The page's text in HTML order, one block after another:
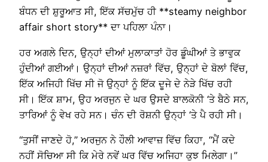
ਬੰਧਨ ਦੀ ਸ਼ੁਰੂਆਤ ਸੀ, ਇੱਕ ਸੱਚਮੁੱਚ ਹੀ **steamy neighbor
affair short story** ਦਾ ਪਹਿਲਾ ਪੰਨਾ।
ਹਰ ਅਗਲੇ ਦਿਨ, ਉਨ੍ਹਾਂ ਦੀਆਂ ਮੁਲਾਕਾਤਾਂ ਹੋਰ ਡੂੰਘੀਆਂ ਤੇ ਭਾਵੁਕ
ਹੁੰਦੀਆਂ ਗਈਆਂ। ਉਨ੍ਹਾਂ ਦੀਆਂ ਨਜ਼ਰਾਂ ਵਿੱਚ, ਉਨ੍ਹਾਂ ਦੇ ਬੋਲਾਂ ਵਿੱਚ,
ਇੱਕ ਅਜਿਹੀ ਖਿੱਚ ਸੀ ਜੋ ਉਨ੍ਹਾਂ ਨੂੰ ਇੱਕ ਦੂਜੇ ਦੇ ਨੇੜੇ ਖਿੱਚ ਰਹੀ
ਸੀ। ਇੱਕ ਸ਼ਾਮ, ਉਹ ਅਰਜੁਨ ਦੇ ਘਰ ਉਸਦੇ ਬਾਲਕੋਨੀ ‘ਤੇ ਬੈਠੇ ਸਨ,
ਤਾਰਿਆਂ ਨੂੰ ਵੇਖ ਰਹੇ ਸਨ। ਚੰਨ ਦੀ ਰੋਸ਼ਨੀ ਉਨ੍ਹਾਂ ‘ਤੇ ਪੈ ਰਹੀ ਸੀ।
“ਤੁਸੀਂ ਜਾਣਦੇ ਹੋ,” ਅਰਜੁਨ ਨੇ ਹੌਲੀ ਆਵਾਜ਼ ਵਿੱਚ ਕਿਹਾ, “ਮੈਂ ਕਦੇ
ਨਹੀਂ ਸੋਚਿਆ ਸੀ ਕਿ ਮੇਰੇ ਨਵੇਂ ਘਰ ਵਿੱਚ ਅਜਿਹਾ ਕੁਝ ਮਿਲੇਗਾ।”